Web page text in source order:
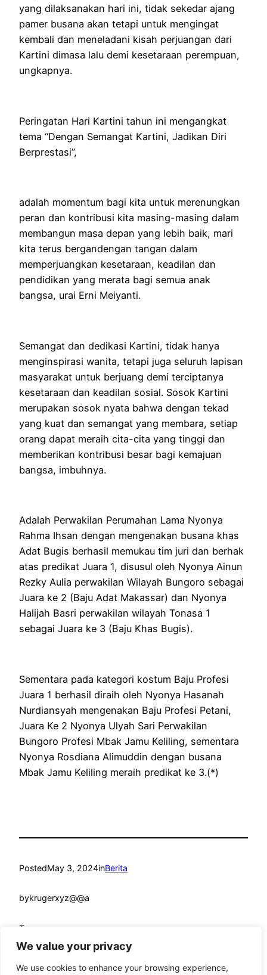
We value your privacy
We use cookies to enhance your browsing experience,
yang dilaksanakan hari ini, tidak sekedar ajang
pamer busana akan tetapi untuk mengingat
kembali dan meneladani kisah perjuangan dari
Kartini dimasa lalu demi kesetaraan perempuan,
ungkapnya.
Peringatan Hari Kartini tahun ini mengangkat
tema “Dengan Semangat Kartini, Jadikan Diri
Berprestasi”,
adalah momentum bagi kita untuk merenungkan
peran dan kontribusi kita masing-masing dalam
membangun masa depan yang lebih baik, mari
kita terus bergandengan tangan dalam
memperjuangkan kesetaraan, keadilan dan
pendidikan yang merata bagi semua anak
bangsa, urai Erni Meiyanti.
Semangat dan dedikasi Kartini, tidak hanya
menginspirasi wanita, tetapi juga seluruh lapisan
masyarakat untuk berjuang demi terciptanya
kesetaraan dan keadilan sosial. Sosok Kartini
merupakan sosok nyata bahwa dengan tekad
yang kuat dan semangat yang membara, setiap
orang dapat meraih cita-cita yang tinggi dan
memberikan kontribusi besar bagi kemajuan
bangsa, imbuhnya.
Adalah Perwakilan Perumahan Lama Nyonya
Rahma Ihsan dengan mengenakan busana khas
Adat Bugis berhasil memukau tim juri dan berhak
atas predikat Juara 1, disusul oleh Nyonya Ainun
Rezky Aulia perwakilan Wilayah Bungoro sebagai
Juara ke 2 (Baju Adat Makassar) dan Nyonya
Halijah Basri perwakilan wilayah Tonasa 1
sebagai Juara ke 3 (Baju Khas Bugis).
Sementara pada kategori kostum Baju Profesi
Juara 1 berhasil diraih oleh Nyonya Hasanah
Nurdiansyah mengenakan Baju Profesi Petani,
Juara Ke 2 Nyonya Ulyah Sari Perwakilan
Bungoro Profesi Mbak Jamu Keliling, sementara
Nyonya Rosdiana Alimuddin dengan busana
Mbak Jamu Keliling meraih predikat ke 3.(*)
PostedMay 3, 2024inBerita
bykrugerxyz@@a
Tags: